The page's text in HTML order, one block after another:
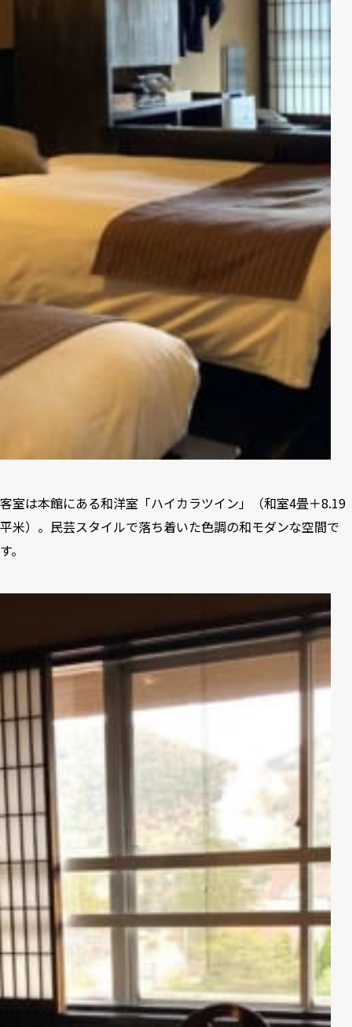
客室は本館にある和洋室「ハイカラツイン」（和室4畳＋8.19
平米）。民芸スタイルで落ち着いた色調の和モダンな空間で
す。